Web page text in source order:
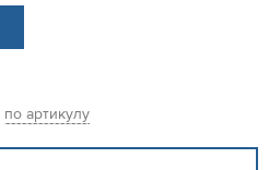
по артикулу